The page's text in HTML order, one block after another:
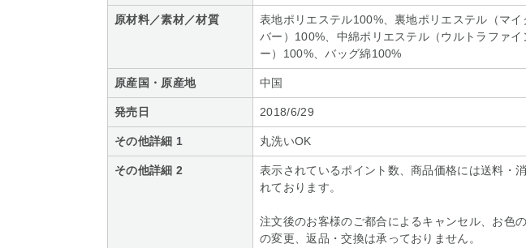
原材料／素材／材質
表地ポリエステル100%、裏地ポリエステル（マイ
バー）100%、中綿ポリエステル（ウルトラファイ
ー）100%、バッグ綿100%
原産国・原産地 中国
発売日 2018/6/29
その他詳細 1 丸洗いOK
その他詳細 2
表示されているポイント数、商品価格には送料・
れております。
注文後のお客様のご都合によるキャンセル、お色
の変更、返品・交換は承っておりません。